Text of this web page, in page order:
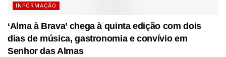
INFORMAÇÃO
‘Alma à Brava’ chega à quinta edição com dois
dias de música, gastronomia e convívio em
Senhor das Almas